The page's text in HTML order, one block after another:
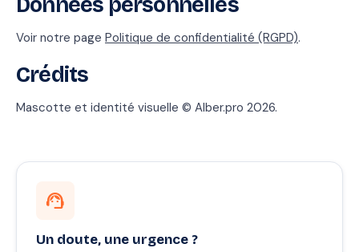
Voir notre page Politique de confidentialité (RGPD).
Crédits
Mascotte et identité visuelle © Alber.pro 2026.
support_agent
Un doute, une urgence ?